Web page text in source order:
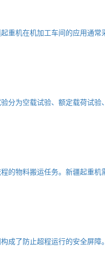
重机在机加工车间的应用通常
分为空载试验、额定载荷试验
的物料搬运任务。新疆起重机
成了防止超程运行的安全屏障